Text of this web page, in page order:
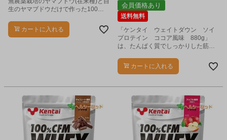
生のヤマブドウだけで作った100％
カートに入れる
会員価格あり
送料無料
「ケンタイ ウェイトダウン ソイ
プロテイン ココア風味 880g」
は、たんぱく質でしっかりした筋肉
新しいタイプのプロテインです。
カートに入れる